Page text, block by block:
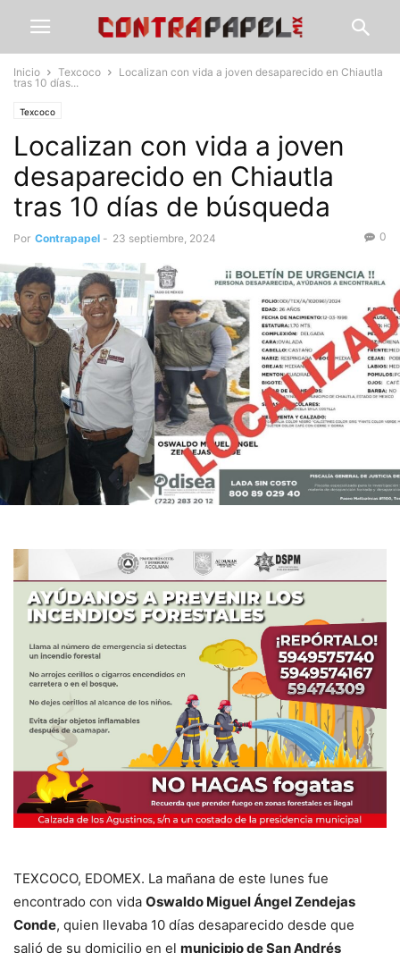
Inicio Texcoco
Localizan con vida a joven desaparecido en Chiautla
tras 10 días...
Texcoco
Localizan con vida a joven
desaparecido en Chiautla
tras 10 días de búsqueda
Por Contrapapel - 23 septiembre, 2024 0
TEXCOCO, EDOMEX. La mañana de este lunes fue
encontrado con vida Oswaldo Miguel Ángel Zendejas
Conde, quien llevaba 10 días desaparecido desde que
salió de su domicilio en el municipio de San Andrés